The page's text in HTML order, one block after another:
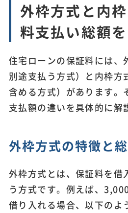
外枠方式と内
料支払い総額
住宅ローンの保証料には、
別途支払う方式）と内枠方
含める方式）があります。
支払額の違いを具体的に解
外枠方式の特徴と
外枠方式とは、保証料を借
う方式です。例えば、
借り入れる場合、以下のよ